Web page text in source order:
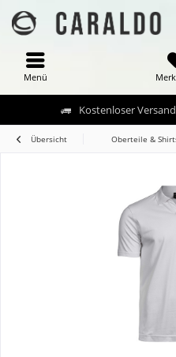
Kostenloser
Menü
Übersicht Oberteile &